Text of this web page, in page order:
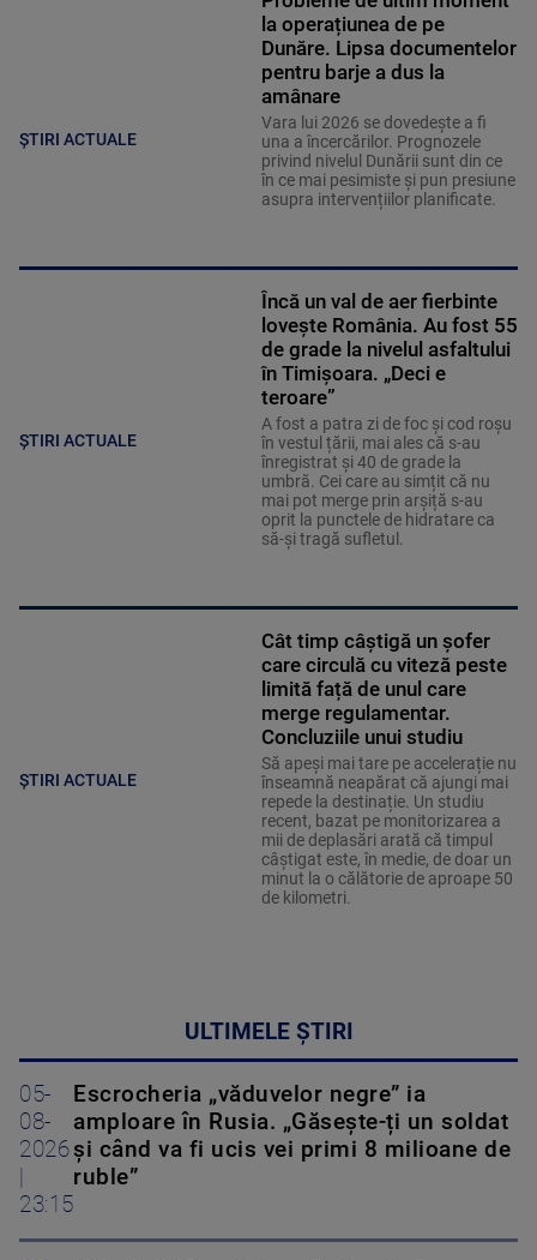
ȘTIRI ACTUALE
la operațiunea de pe
Dunăre. Lipsa documentelor
pentru barje a dus la
amânare
Vara lui 2026 se dovedește a fi
una a încercărilor. Prognozele
privind nivelul Dunării sunt din ce
în ce mai pesimiste și pun presiune
asupra intervențiilor planificate.
ȘTIRI ACTUALE
Încă un val de aer fierbinte
lovește România. Au fost 55
de grade la nivelul asfaltului
în Timișoara. „Deci e
teroare”
A fost a patra zi de foc și cod roșu
în vestul țării, mai ales că s-au
înregistrat și 40 de grade la
umbră. Cei care au simțit că nu
mai pot merge prin arșiță s-au
oprit la punctele de hidratare ca
să-și tragă sufletul.
ȘTIRI ACTUALE
Cât timp câștigă un șofer
care circulă cu viteză peste
limită față de unul care
merge regulamentar.
Concluziile unui studiu
Să apeși mai tare pe accelerație nu
înseamnă neapărat că ajungi mai
repede la destinație. Un studiu
recent, bazat pe monitorizarea a
mii de deplasări arată că timpul
câștigat este, în medie, de doar un
minut la o călătorie de aproape 50
de kilometri.
ULTIMELE ȘTIRI
05-
08-
2026
23:15
Escrocheria „văduvelor negre” ia
amploare în Rusia. „Găsește-ți un soldat
și când va fi ucis vei primi 8 milioane de
ruble”